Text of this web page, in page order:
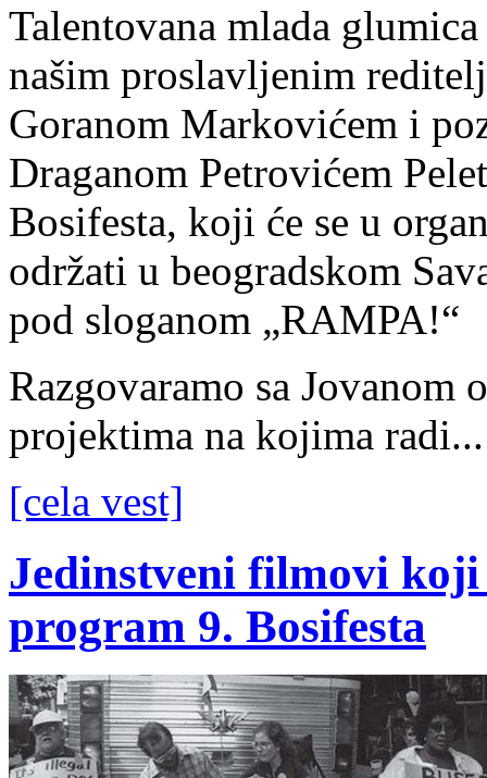
Talentovana mlada
našim proslavljenim
Goranom Markovićem i
Draganom Petrovićem
Bosifesta, koji će se u
održati u beogradskom
pod sloganom „RAMPA!“
Razgovaramo sa
projektima na kojima radi...
[cela vest]
Jedinstveni filmovi
program 9. Bosifesta